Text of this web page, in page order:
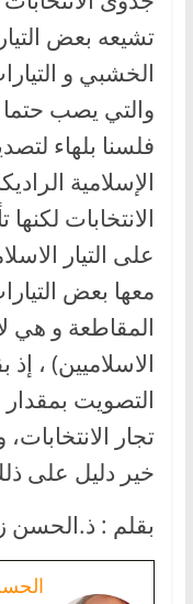
تشيعه بعض
الخشبي و
والتي يصب
فلسنا بلهاء
الإسلامية
الانتخابات
على التيار
معها بعض
المقاطعة و هي
الاسلاميين) ،
التصويت بمقدار
تجار
خير دليل على
بقلم : ذ.الحسن